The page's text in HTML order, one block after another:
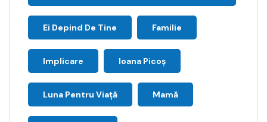
Ei Depind De Tine Familie
Implicare Ioana Picoş
Luna Pentru Viață Mamă